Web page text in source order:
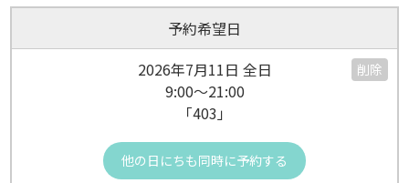
予約希望日
2026年7月11日 全日
9:00～21:00
「403」
削除
他の日にちも同時に予約する